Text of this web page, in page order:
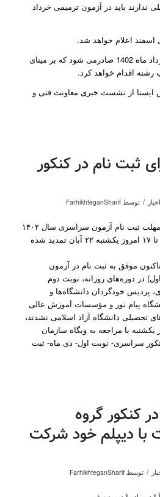
ندارند باید در آزمون ترمیمی خرداد
7- کارنامۀ نهایی کنکور در مرداد ماه 1402 صادرمی شود که بر مینای
رشته اقدام خواهد کرد.
ایسنا از نشست خبری معاونت فنی و
ثبت نام در کنکور
اخبار / توسط FarhikhteganSharif
طبق اعلام سازمان سنجش مهلت ثبت نام آزمون‌ سراسری‌ سال‌ ۱۴۰۲
(نوبت اول) از ساعت ۸ صبح تا ۱۷ امروز یکشنبه ۲۲ آبان تمدید شده
موفق به ثبت نام در آزمون‌
۱۴۰۲ (نوبت اول) در دوره‌های‌ روزانه، نوبت دوم
پردیس خودگردان دانشگاه‌ها و
پیام‌ نور و مؤسسات‌ آموزش‌ عالی‌
تحصیلی دانشگاه آزاد اسلامی نشدند،
تا ساعت 17 امروز یکشنبه با مراجعه به وبگاه سازمان
سراسری- نوبت اول- دی ماه- ثبت
کنکور گروه
با دیپلم خود شرکت
/ توسط FarhikhteganSharif